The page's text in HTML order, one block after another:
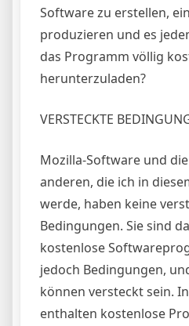
Software zu erstellen,
produzieren und es
das Programm völlig
herunterzuladen?
VERSTECKTE
Mozilla-Software und
anderen, die ich in
werde, haben keine
Bedingungen. Sie sind
kostenlose
jedoch Bedingungen,
können versteckt sein.
enthalten kostenlose